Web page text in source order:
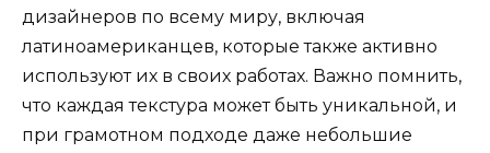
дизайнеров по всему миру, включая
латиноамериканцев, которые также активно
используют их в своих работах. Важно помнить,
что каждая текстура может быть уникальной, и
при грамотном подходе даже небольшие